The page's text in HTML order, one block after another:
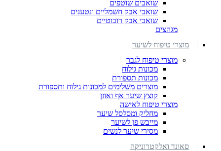
שואבים שוטפים
שואבי אבק חשמליים ונטענים
שואבי אבק רובוטיים
מגהצים
מוצרי טיפוח לשיער
מוצרי טיפוח לגבר
מכונות גילוח
מכונות תספורת
מוצרים משלימים למכונות גילוח ותספורת
קוצץ שיער אף ואוזן
מוצרי טיפוח לאישה
מחליק ומסלסל שיער
מייבש פן לשיער
מסירי שיער לנשים
סאונד ואלקטרוניקה